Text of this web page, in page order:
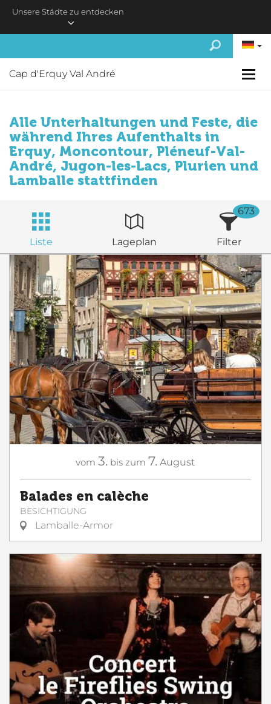
Skip to main content
Unsere Städte zu entdecken
Cap d'Erquy Val André
Alle Unterhaltungen und Feste, die
während Ihres Aufenthalts in
Erquy, Moncontour, Pléneuf-Val-
André, Jugon-les-Lacs, Plurien und
Lamballe stattfinden
Liste Lageplan Filter
673
vom 3. bis zum 7. August
Balades en calèche
BESICHTIGUNG
Lamballe-Armor